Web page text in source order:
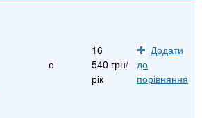
є
16
540 грн/
рік
Додати
до
порівняння